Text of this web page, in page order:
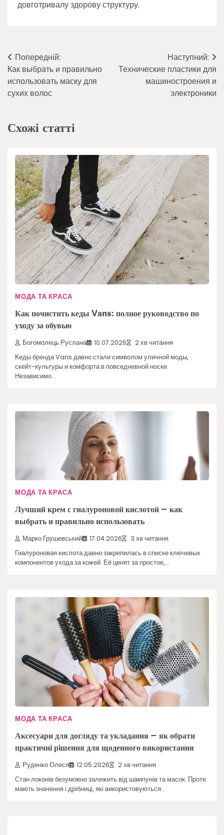
довготривалу здорову структуру.
Навігація
записів
Попередній:
Как выбрать и правильно
использовать маску для
сухих волос
Наступний:
Технические пластики для
машиностроения и
электроники
Схожі статті
МОДА ТА КРАСА
Как почистить кеды Vans: полное руководство по
уходу за обувью
Богомолець Руслана 10.07.2026 2 хв читання
Кеды бренда Vans давно стали символом уличной моды,
скейт-культуры и комфорта в повседневной носке.
Независимо…
МОДА ТА КРАСА
Лучший крем с гиалуроновой кислотой – как
выбрать и правильно использовать
Марко Грушевський 17.04.2026 3 хв читання
Гиалуроновая кислота давно закрепилась в списке ключевых
компонентов ухода за кожей. Её ценят за простое,…
МОДА ТА КРАСА
Аксесуари для догляду та укладання – як обрати
практичні рішення для щоденного використання
Руденко Олеся 12.05.2026 2 хв читання
Стан локонів безумовно залежить від шампунів та масок. Проте
мають значення і дрібниці, які використовуються…